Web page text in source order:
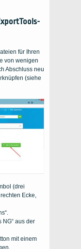
für Ihren
von wenigen
Abschluss neu
(siehe
(drei
Ecke,
NG“ aus der
mit einem